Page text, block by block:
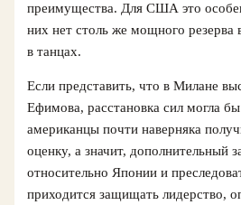
преимущества. Для США это
них нет столь же мощного резерва
в танцах.
Если представить, что в Милане
Ефимова, расстановка сил могла бы
американцы почти наверняка
оценку, а значит, дополнительный
относительно Японии и
приходится защищать лидерство,